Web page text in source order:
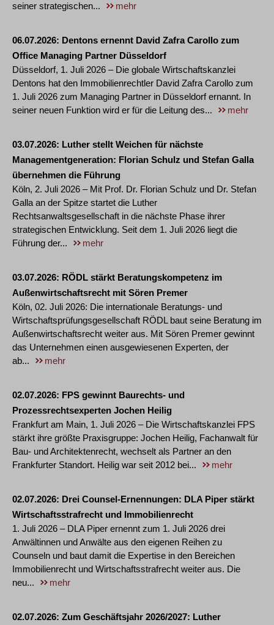
seiner strategischen... mehr
06.07.2026 Dentons ernennt David Zafra Carollo zum
Office Managing Partner Düsseldorf
Düsseldorf, 1. Juli 2026 – Die globale Wirtschaftskanzlei
Dentons hat den Immobilienrechtler David Zafra Carollo zum
1. Juli 2026 zum Managing Partner in Düsseldorf ernannt. In
seiner neuen Funktion wird er für die Leitung des...
mehr
03.07.2026 Luther stellt Weichen für nächste
Managementgeneration: Florian Schulz und Stefan Galla
übernehmen die Führung
Köln, 2. Juli 2026 – Mit Prof. Dr. Florian Schulz und Dr. Stefan
Galla an der Spitze startet die Luther
Rechtsanwaltsgesellschaft in die nächste Phase ihrer
strategischen Entwicklung. Seit dem 1. Juli 2026 liegt die
Führung der...
mehr
03.07.2026 RÖDL stärkt Beratungskompetenz im
Außenwirtschaftsrecht mit Sören Premer
Köln, 02. Juli 2026: Die internationale Beratungs- und
Wirtschaftsprüfungsgesellschaft RÖDL baut seine Beratung im
Außenwirtschaftsrecht weiter aus. Mit Sören Premer gewinnt
das Unternehmen einen ausgewiesenen Experten, der
ab...
mehr
02.07.2026 FPS gewinnt Baurechts- und
Prozessrechtsexperten Jochen Heilig
Frankfurt am Main, 1. Juli 2026 – Die Wirtschaftskanzlei FPS
stärkt ihre größte Praxisgruppe: Jochen Heilig, Fachanwalt für
Bau- und Architektenrecht, wechselt als Partner an den
Frankfurter Standort. Heilig war seit 2012 bei...
mehr
02.07.2026 Drei Counsel-Ernennungen: DLA Piper stärkt
Wirtschaftsstrafrecht und Immobilienrecht
1. Juli 2026 – DLA Piper ernennt zum 1. Juli 2026 drei
Anwältinnen und Anwälte aus den eigenen Reihen zu
Counseln und baut damit die Expertise in den Bereichen
Immobilienrecht und Wirtschaftsstrafrecht weiter aus. Die
neu...
mehr
02.07.2026 Zum Geschäftsjahr 2026/2027: Luther